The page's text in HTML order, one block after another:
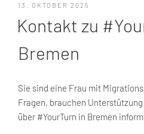
VERÖFFENTLICHT
13. OKTOBER 2025
Kontakt zu
Bremen
Sie sind eine Frau mit
Fragen, brauchen
über #YourTurn in Bremen